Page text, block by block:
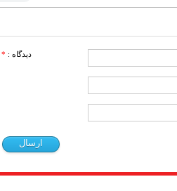
دیدگاه : *